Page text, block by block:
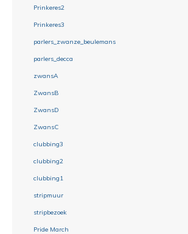
Prinkeres2
Prinkeres3
parlers_zwanze_beulemans
parlers_decca
zwansA
ZwansB
ZwansD
ZwansC
clubbing3
clubbing2
clubbing1
stripmuur
stripbezoek
Pride March